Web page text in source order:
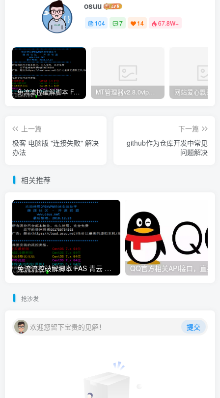
osuu
104 7 14 67.8W+
免流流控破解脚本 FAS 青云 快云 VPNS 博雅dalo最新集合 网站爱心飘落
上一篇
极客 电脑版 "连接失败" 解决
办法
下一篇
github作为仓库开发中常见
问题解决
相关推荐
免流流控破解脚本 FAS 青云 快云 VPNS 博雅dalo最新集合
抢沙发
欢迎您留下宝贵的见解！ 提交